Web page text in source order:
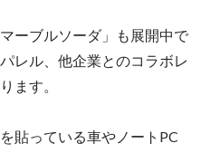
ーブルソーダ」も展開中で
レル、他企業とのコラボレ
ます。
貼っている車やノートPC